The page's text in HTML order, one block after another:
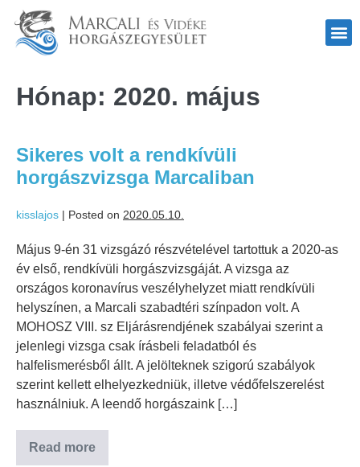
Hónap: 2020. május
Sikeres volt a rendkívüli
horgászvizsga Marcaliban
kisslajos | Posted on 2020.05.10.
Május 9-én 31 vizsgázó részvételével tartottuk a 2020-as
év első, rendkívüli horgászvizsgáját. A vizsga az
országos koronavírus veszélyhelyzet miatt rendkívüli
helyszínen, a Marcali szabadtéri színpadon volt. A
MOHOSZ VIII. sz Eljárásrendjének szabályai szerint a
jelenlegi vizsga csak írásbeli feladatból és
halfelismerésből állt. A jelölteknek szigorú szabályok
szerint kellett elhelyezkedniük, illetve védőfelszerelést
használniuk. A leendő horgászaink […]
Read more